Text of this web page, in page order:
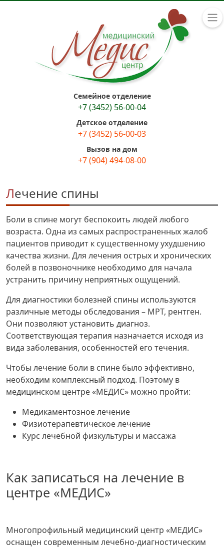
Семейное отделение
+7 (3452) 56-00-04
Детское отделение
+7 (3452) 56-00-03
Вызов на дом
+7 (904) 494-08-00
Лечение спины
Боли в спине могут беспокоить людей любого
возраста. Одна из самых распространенных жалоб
пациентов приводит к существенному ухудшению
качества жизни. Для лечения острых и хронических
болей в позвоночнике необходимо для начала
устранить причину неприятных ощущений.
Для диагностики болезней спины используются
различные методы обследования – МРТ, рентген.
Они позволяют установить диагноз.
Соответствующая терапия назначается исходя из
вида заболевания, особенностей его течения.
Чтобы лечение боли в спине было эффективно,
необходим комплексный подход. Поэтому в
медицинском центре «МЕДИС» можно пройти:
Медикаментозное лечение
Физиотерапевтическое лечение
Курс лечебной физкультуры и массажа
Как записаться на лечение в
центре «МЕДИС»
Многопрофильный медицинский центр «МЕДИС»
оснащен современным лечебно-диагностическим